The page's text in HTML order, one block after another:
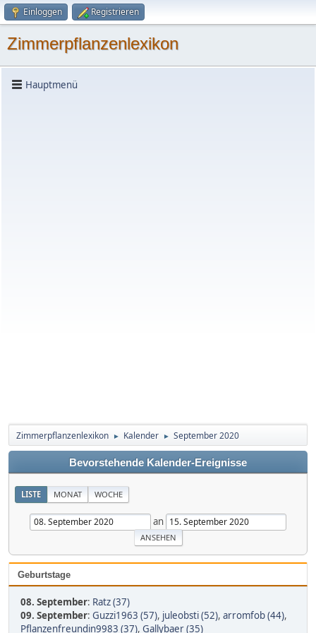
Einloggen Registrieren
Zimmerpflanzenlexikon
Hauptmenü
Zimmerpflanzenlexikon ► Kalender ► September 2020
Bevorstehende Kalender-Ereignisse
LISTE MONAT WOCHE
an
Geburtstage
08. September: Ratz (37)
09. September: Guzzi1963 (57), juleobsti (52), arromfob (44),
Pflanzenfreundin9983 (37), Gallybaer (35)